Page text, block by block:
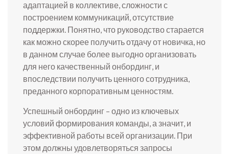
адаптацией в коллективе, сложности с
построением коммуникаций, отсутствие
поддержки. Понятно, что руководство старается
как можно скорее получить отдачу от новичка, но
в данном случае более выгодно организовать
для него качественный онбординг, и
впоследствии получить ценного сотрудника,
преданного корпоративным ценностям.
Успешный онбординг – одно из ключевых
условий формирования команды, а значит, и
эффективной работы всей организации. При
этом должны удовлетворяться запросы